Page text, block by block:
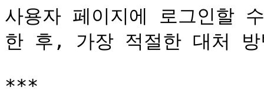
사용자 페이지에 로그인할
한 후, 가장 적절한 대처 방
***